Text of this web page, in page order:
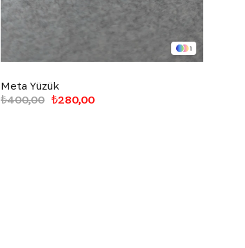
1
Meta Yüzük
₺280,00
₺400,00